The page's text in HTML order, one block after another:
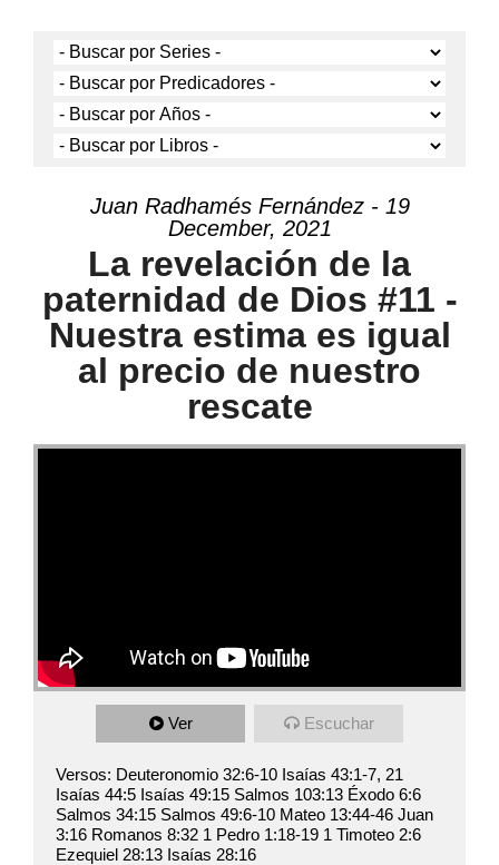
Juan Radhamés Fernández - 19
December, 2021
La revelación de la
paternidad de Dios #11 -
Nuestra estima es igual
al precio de nuestro
rescate
Ver Escuchar
Versos: Deuteronomio 32:6-10 Isaías 43:1-7, 21
Isaías 44:5 Isaías 49:15 Salmos 103:13 Éxodo 6:6
Salmos 34:15 Salmos 49:6-10 Mateo 13:44-46 Juan
3:16 Romanos 8:32 1 Pedro 1:18-19 1 Timoteo 2:6
Ezequiel 28:13 Isaías 28:16